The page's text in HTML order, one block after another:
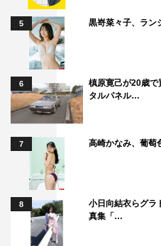
5 黒嵜菜々子、ラン
6
槙原寛己が20歳で
タルパネル…
7 高崎かなみ、葡萄
8
小日向結衣らグラ
真集「…